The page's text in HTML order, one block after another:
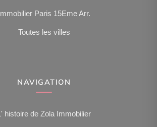
Immobilier Paris 15Eme Arr.
Toutes les villes
NAVIGATION
L' histoire de Zola Immobilier